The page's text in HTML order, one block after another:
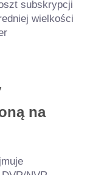
subskrypcji
wielkości
na